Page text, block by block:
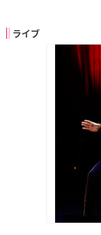
ライブ